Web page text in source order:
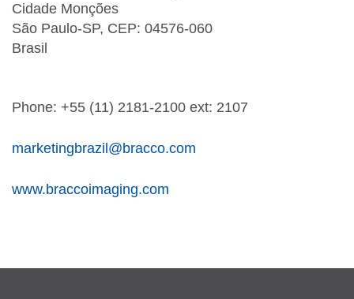
Cidade Monções
São Paulo-SP, CEP: 04576-060
Brasil
Phone: +55 (11) 2181-2100 ext: 2107
marketingbrazil@bracco.com
www.braccoimaging.com